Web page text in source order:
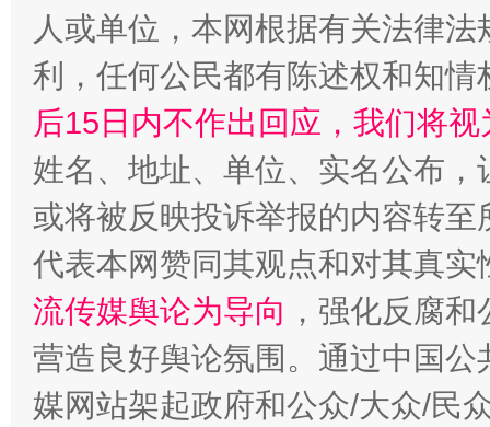
这是一记警钟！ 谢
人或单位，本网根据有关法律
利，任何公民都有陈述权和知情
后15日内不作出回应，我们将
姓名、地址、单位、实名公布
或将被反映投诉举报的内容转
代表本网赞同其观点和对其真实
流传媒舆论为导向 ，强化反腐
营造良好舆论氛围。通过中国
媒网站架起政府和公众/大众/民